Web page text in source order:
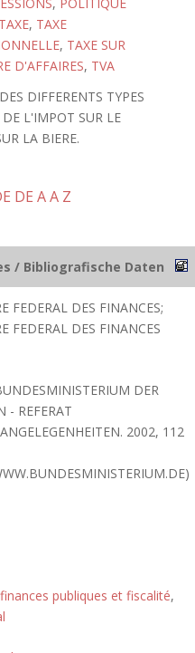
TAXE, TAXE
, TAXE SUR
D'AFFAIRES, TVA
DIFFERENTS TYPES
L'IMPOT SUR LE
LA BIERE.
DE A A Z
/ Bibliografische Daten
FEDERAL DES FINANCES;
FEDERAL DES FINANCES
DER
- REFERAT
2002, 112
publiques et fiscalité,